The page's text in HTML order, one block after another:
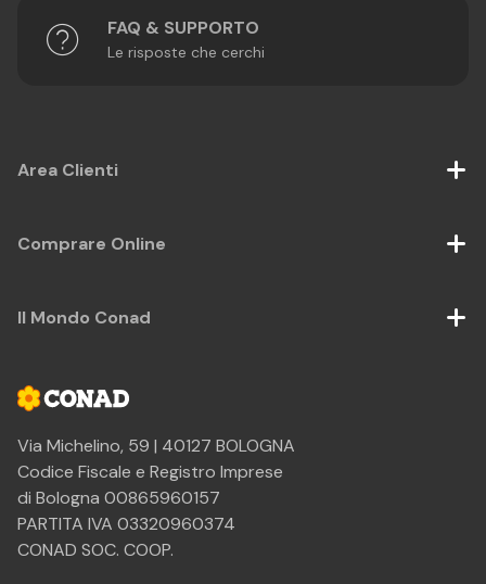
FAQ & SUPPORTO
Le risposte che cerchi
Via Michelino, 59 | 40127 BOLOGNA
Codice Fiscale e Registro Imprese
di Bologna 00865960157
PARTITA IVA 03320960374
CONAD SOC. COOP.
Area Clienti
Comprare Online
Il Mondo Conad